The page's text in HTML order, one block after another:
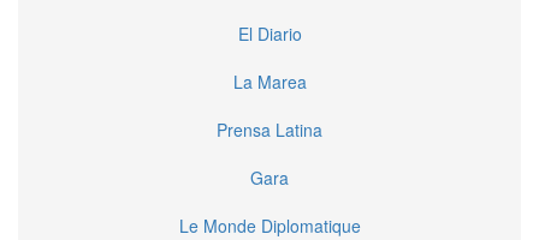
El Diario
La Marea
Prensa Latina
Gara
Le Monde Diplomatique